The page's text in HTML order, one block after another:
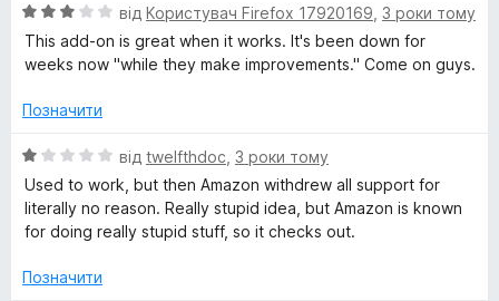
x
н
к
а
з
О
ц
к
3
з
5
від Користувач Firefox 17920169 3 роки тому
This add-on is great when it works. It's been down for
weeks now "while they make improvements." Come on guys.
Позначити
О
ц
н
а
від twelfthdoc 3 роки тому
Used to work, but then Amazon withdrew all support for
literally no reason. Really stupid idea, but Amazon is known
for doing really stupid stuff, so it checks out.
Позначити